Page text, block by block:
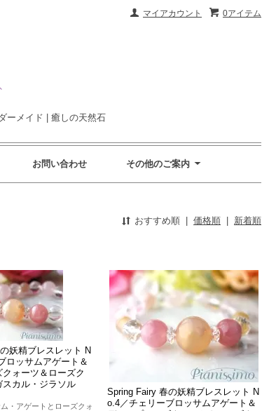
0アイテム
マイアカウント
ーメイド | 癒しの天然石
お問い合わせ その他のご案内
おすすめ順 | 価格順 | 新着順
妖精ブレスレット N
ロッサムアゲート＆
ォーツ＆ローズク
スカル・ジラソル
・アゲートとローズクォ
Spring Fairy 春の妖精ブレスレット N
o.4／チェリーブロッサムアゲート＆